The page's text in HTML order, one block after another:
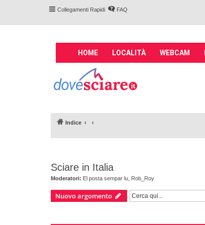
Collegamenti Rapidi FAQ
M
n
n
v
i
g
i
o
n
HOME LOCALITÀ WEBCAM
Indice
Sciare in Italia
Moderatori: El posta sempar lu Rob_Roy
Nuovo argomento